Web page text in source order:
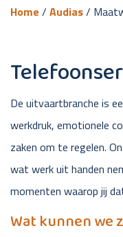
Home / Audias/
De uitvaartbranche is
werkdruk, emotionele
zaken om te regelen.
wat werk uit handen
momenten waarop jij
Wat kunnen we